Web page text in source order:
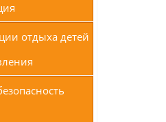
отдыха детей